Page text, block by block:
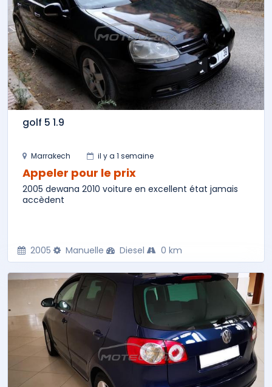
golf 5 1.9
Marrakech il y a 1 semaine
Appeler pour le prix
2005 dewana 2010 voiture en excellent état jamais
accèdent
2005 Manuelle Diesel 0 km